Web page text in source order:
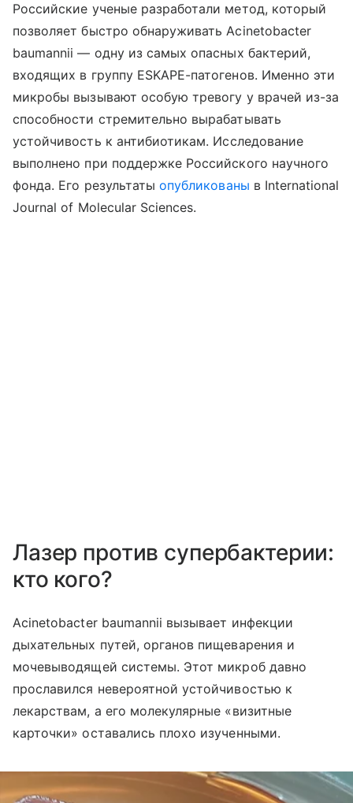
Российские ученые разработали метод, который
позволяет быстро обнаруживать Acinetobacter
baumannii — одну из самых опасных бактерий,
входящих в группу ESKAPE-патогенов. Именно эти
микробы вызывают особую тревогу у врачей из-за
способности стремительно вырабатывать
устойчивость к антибиотикам. Исследование
выполнено при поддержке Российского научного
фонда. Его результаты опубликованы вInternational
Journal of Molecular Sciences.
Лазер против супербактерии:
кто кого?
Acinetobacter baumannii вызывает инфекции
дыхательных путей, органов пищеварения и
мочевыводящей системы. Этот микроб давно
прославился невероятной устойчивостью к
лекарствам, а его молекулярные «визитные
карточки» оставались плохо изученными.